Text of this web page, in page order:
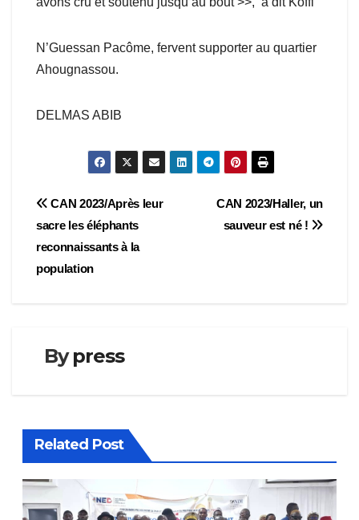
N’Guessan Pacôme, fervent supporter au quartier
Ahougnassou.
DELMAS ABIB
Navigation
de
l’article
CAN 2023/Haller, un
sauveur est né !
CAN 2023/Après leur
sacre les éléphants
reconnaissants à la
population
Bypress
Related Post